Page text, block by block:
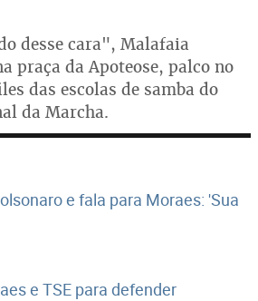
desse cara", Malafaia
praça da Apoteose, palco no
das escolas de samba do
da Marcha.
e fala para Moraes: 'Sua
e TSE para defender